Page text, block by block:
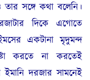
সঙ্গে কথা বলেনি।
দিকে এগোতে
একটানা মৃদুমন্দ
করতে না করতেই
দরজার সামনেই